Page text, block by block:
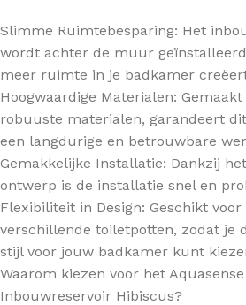
Slimme Ruimtebesparing: Het
wordt achter de muur
meer ruimte in je badkamer
Hoogwaardige Materialen: Gemaakt
robuuste materialen, garandeert
een langdurige en betrouwbare
Gemakkelijke Installatie: Dankzij
ontwerp is de installatie snel en
Flexibiliteit in Design: Geschikt voor
verschillende toiletpotten, zodat je
stijl voor jouw badkamer kunt
Waarom kiezen voor het Aquasense
Inbouwreservoir Hibiscus?